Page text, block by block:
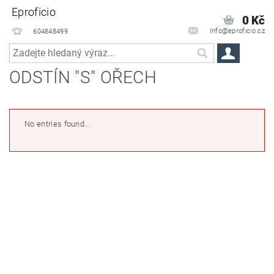
Eproficio
604848499 Info@eproficio.cz
0 Kč
ODSTÍN "S" OŘECH
No entries found...